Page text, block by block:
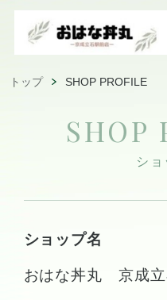
トップ SHOP PROFILE
SHOP
ショ
ショップ名
おはな丼丸 京成立